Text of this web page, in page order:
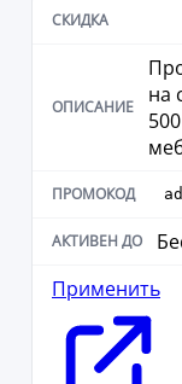
на
Применить